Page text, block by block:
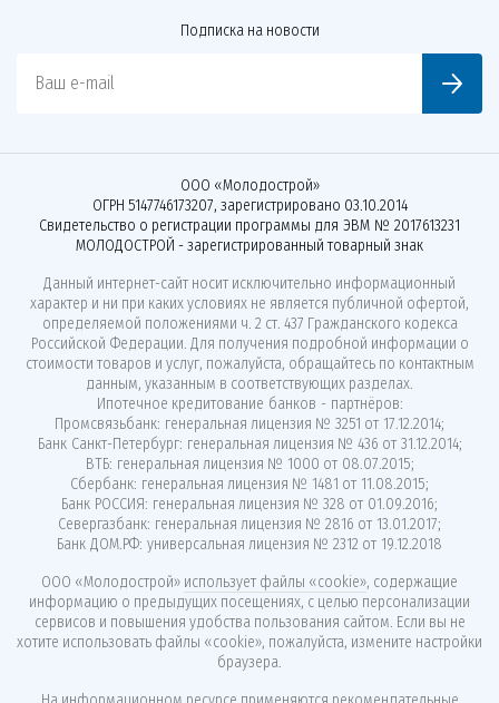
Подписка на новости
Ваш e-mail
ООО «Молодострой»
ОГРН 5147746173207, зарегистрировано 03.10.2014
Свидетельство о регистрации программы для ЭВМ № 2017613231
МОЛОДОСТРОЙ - зарегистрированный товарный знак
Данный интернет-сайт носит исключительно информационный
характер и ни при каких условиях не является публичной офертой,
определяемой положениями ч. 2 ст. 437 Гражданского кодекса
Российской Федерации. Для получения подробной информации о
стоимости товаров и услуг, пожалуйста, обращайтесь по контактным
данным, указанным в соответствующих разделах.
Ипотечное кредитование банков - партнёров:
Промсвязьбанк: генеральная лицензия № 3251 от 17.12.2014;
Банк Санкт-Петербург: генеральная лицензия № 436 от 31.12.2014;
ВТБ: генеральная лицензия № 1000 от 08.07.2015;
Сбербанк: генеральная лицензия № 1481 от 11.08.2015;
Банк РОССИЯ: генеральная лицензия № 328 от 01.09.2016;
Севергазбанк: генеральная лицензия № 2816 от 13.01.2017;
Банк ДОМ.РФ: универсальная лицензия № 2312 от 19.12.2018
ООО «Молодострой» использует файлы «cookie», содержащие
информацию о предыдущих посещениях, с целью персонализации
сервисов и повышения удобства пользования сайтом. Если вы не
хотите использовать файлы «cookie», пожалуйста, измените настройки
браузера.